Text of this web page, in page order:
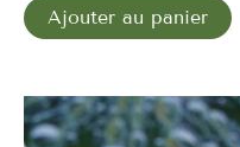
Ajouter au panier